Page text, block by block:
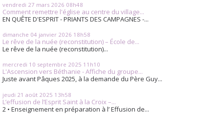
vendredi 27 mars 2026 08h48
Comment remettre l'église au centre du village...
EN QUÊTE D'ESPRIT - PRIANTS DES CAMPAGNES -...
dimanche 04 janvier 2026 18h58
Le rêve de la nuée (reconstitution) – École de...
Le rêve de la nuée (reconstitution)...
mercredi 10 septembre 2025 11h10
L'Ascension vers Béthanie - Affiche du groupe...
Juste avant Pâques 2025, à la demande du Père Guy...
jeudi 21 août 2025 13h58
L’effusion de l’Esprit Saint à la Croix –...
2 • Enseignement en préparation à l’ Effusion de...